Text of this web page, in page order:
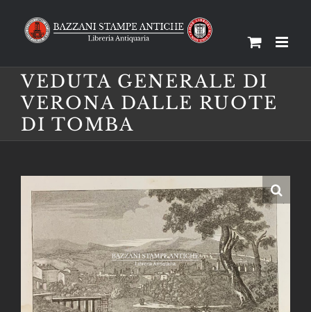
VEDUTA GENERALE DI
VERONA DALLE RUOTE
DI TOMBA